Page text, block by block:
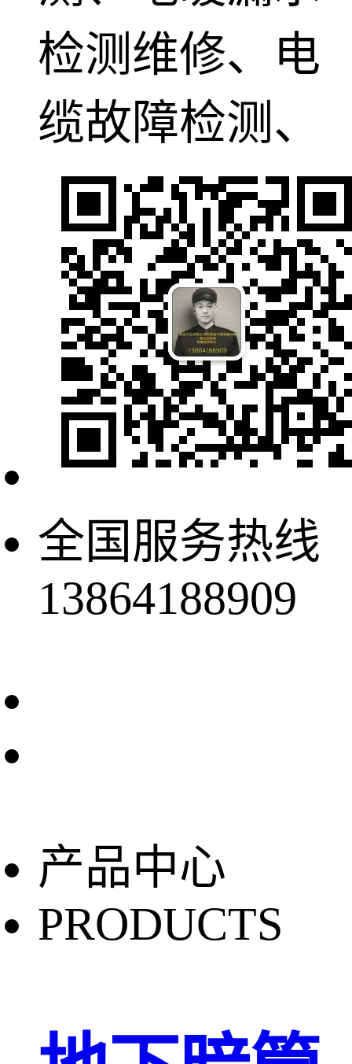
检测维修、电
缆故障检测、
全国服务热线
13864188909
产品中心
PRODUCTS